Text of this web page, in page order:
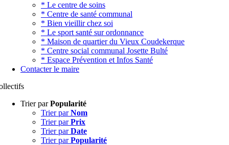
* Le centre de soins
* Centre de santé communal
* Bien vieillir chez soi
* Le sport santé sur ordonnance
* Maison de quartier du Vieux Coudekerque
* Centre social communal Josette Bulté
* Espace Prévention et Infos Santé
Contacter le maire
Trier parPopularité
Trier parNom
Trier parPrix
Trier parDate
Trier parPopularité